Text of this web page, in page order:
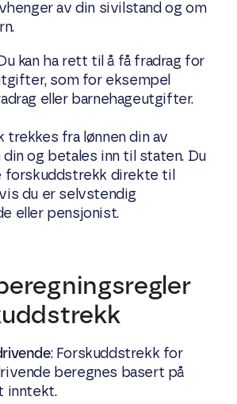
av din sivilstand og om
kan ha rett til å få fradrag for
som for eksempel
eller barnehageutgifter.
trekkes fra lønnen din av
og betales inn til staten. Du
forskuddstrekk direkte til
du er selvstendig
eller pensjonist.
: Forskuddstrekk for
beregnes basert på
inntekt.